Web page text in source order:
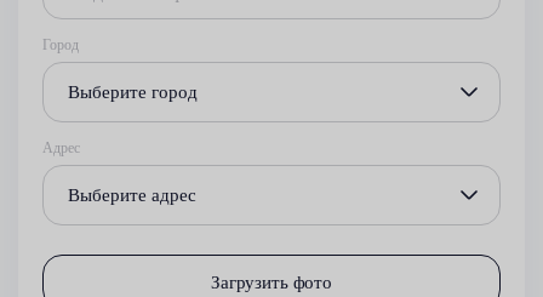
Город
Выберите город
Адрес
Выберите адрес
Загрузить фото